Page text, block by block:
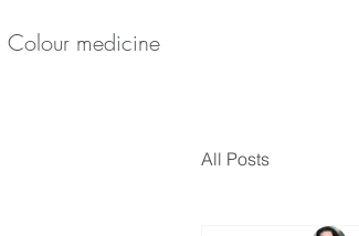
All Posts
Colour medicine